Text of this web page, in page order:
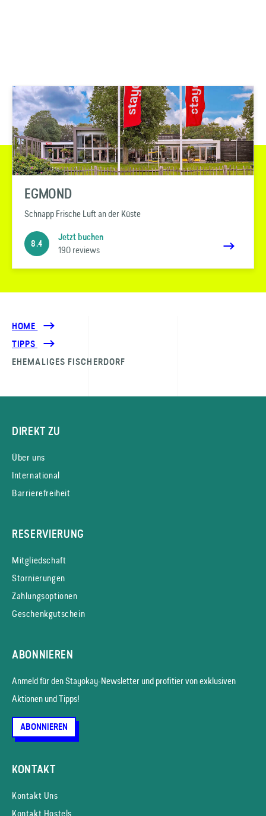
EGMOND
Schnapp Frische Luft an der Küste
8.4
Jetzt buchen
190 reviews
HOME
TIPPS
EHEMALIGES FISCHERDORF
DIREKT ZU
Über uns
International
Barrierefreiheit
RESERVIERUNG
Mitgliedschaft
Stornierungen
Zahlungsoptionen
Geschenkgutschein
ABONNIEREN
Anmeld für den Stayokay-News­letter und profitier von exklusiven
Aktionen und Tipps!
ABONNIEREN
KONTAKT
Kontakt Uns
Kontakt Hostels